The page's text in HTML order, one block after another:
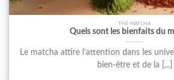
THÉ MATCHA
Quels sont les bienfaits du
Le matcha attire l’attention dans les
bien-être et de la [...]